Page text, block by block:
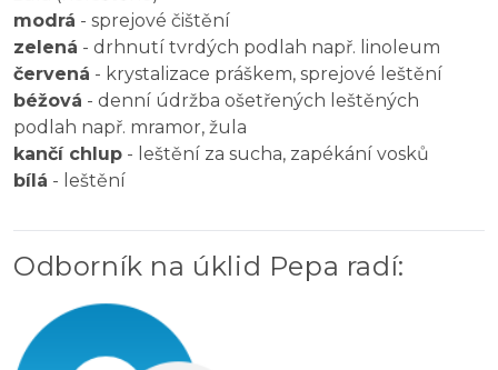
modrá - sprejové čištění
zelená - drhnutí tvrdých podlah např. linoleum
červená - krystalizace práškem, sprejové leštění
béžová - denní údržba ošetřených leštěných
podlah např. mramor, žula
kančí chlup - leštění za sucha, zapékání vosků
bílá - leštění
Odborník na úklid Pepa radí: